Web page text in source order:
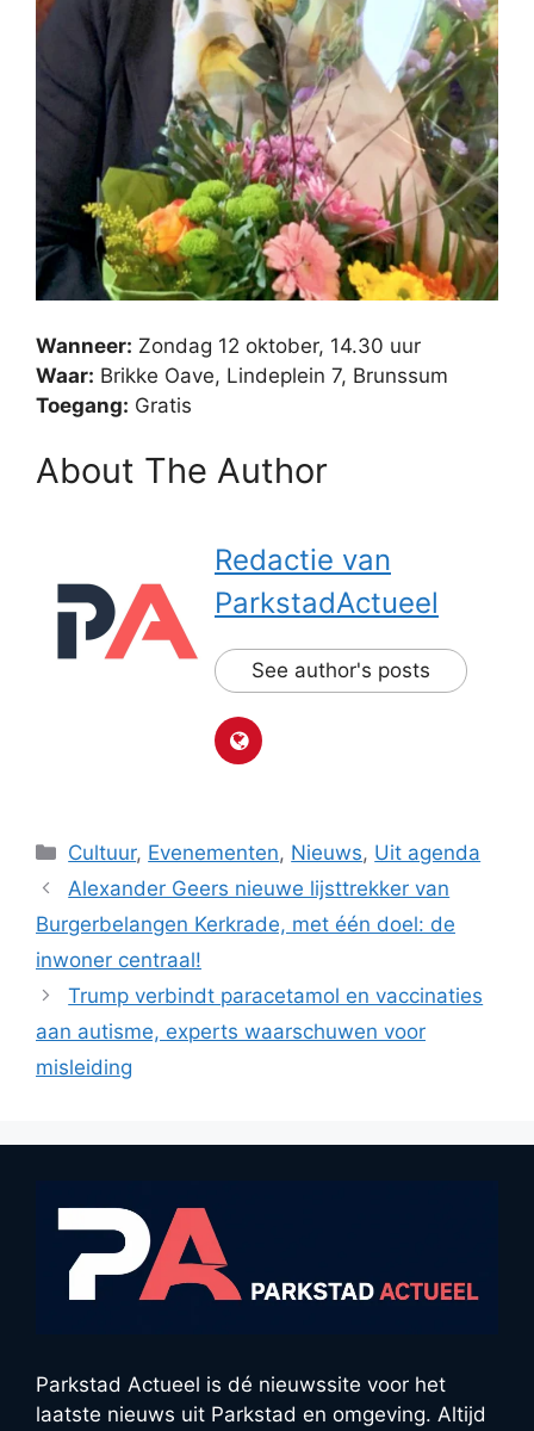
Wanneer: Zondag 12 oktober, 14.30 uur
Waar: Brikke Oave, Lindeplein 7, Brunssum
Toegang: Gratis
About The Author
Redactie van
ParkstadActueel
See author's posts
Categorieën
Cultuur, Evenementen, Nieuws, Uit agenda
Alexander Geers nieuwe lijsttrekker van
Burgerbelangen Kerkrade, met één doel: de
inwoner centraal!
Trump verbindt paracetamol en vaccinaties
aan autisme, experts waarschuwen voor
misleiding
Parkstad Actueel is dé nieuwssite voor het
laatste nieuws uit Parkstad en omgeving. Altijd